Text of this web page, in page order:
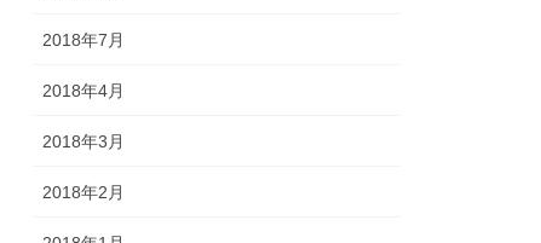
2018年7月
2018年4月
2018年3月
2018年2月